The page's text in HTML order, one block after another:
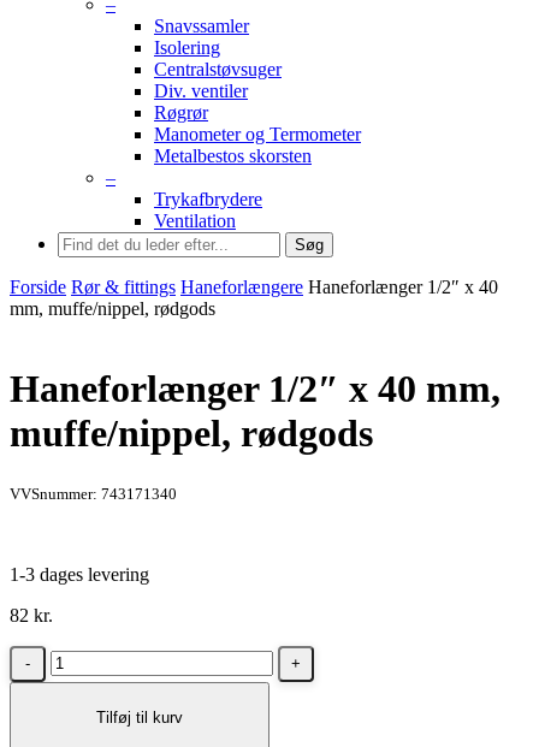
–
Snavssamler
Isolering
Centralstøvsuger
Div. ventiler
Røgrør
Manometer og Termometer
Metalbestos skorsten
–
Trykafbrydere
Ventilation
Søg
Forside Rør & fittings Haneforlængere Haneforlænger 1/2″ x 40
mm, muffe/nippel, rødgods
Haneforlænger 1/2″ x 40 mm,
muffe/nippel, rødgods
VVSnummer: 743171340
1-3 dages levering
82 kr.
Haneforlænger
1/2"
Tilføj til kurv